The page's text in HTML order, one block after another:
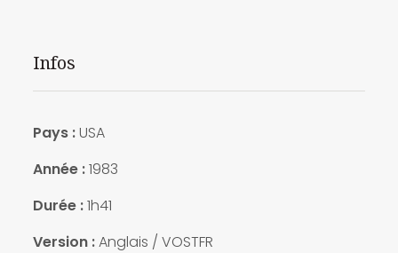
Infos
Pays :USA
Année :1983
Durée :1h41
Version :Anglais / VOSTFR